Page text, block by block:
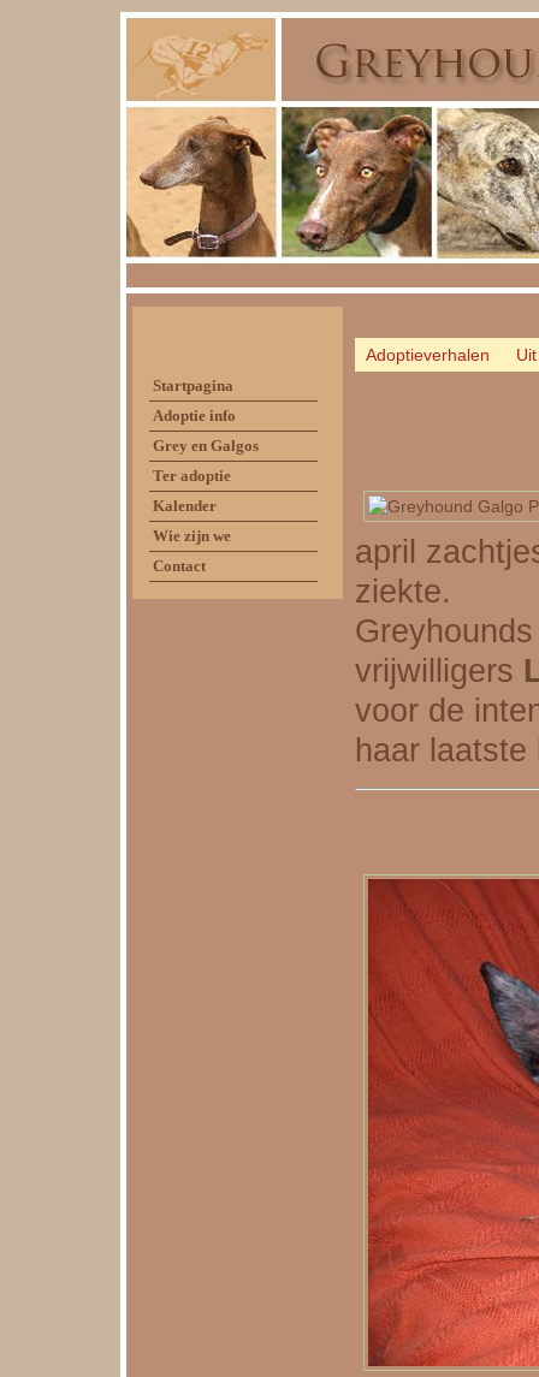
Startpagina
Adoptie info
Grey en Galgos
Ter adoptie
Kalender
Wie zijn we
Contact
Adoptieverhalen
april
ziekte.
vrijwilligers
voor de
haar